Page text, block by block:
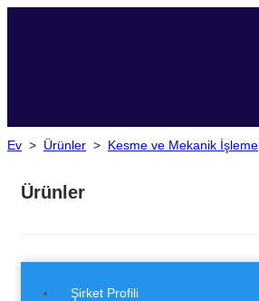
Ev > Ürünler > Kesme ve Mekanik İşleme
Ürünler
Şirket Profili